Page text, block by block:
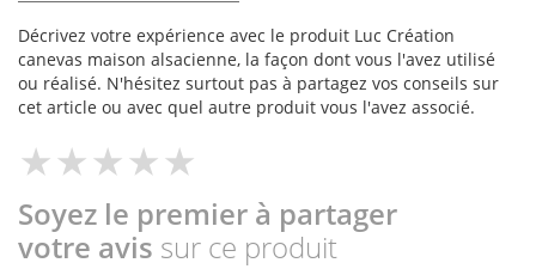
Décrivez votre expérience avec le produit Luc Création
canevas maison alsacienne, la façon dont vous l'avez utilisé
ou réalisé. N'hésitez surtout pas à partagez vos conseils sur
cet article ou avec quel autre produit vous l'avez associé.
Soyez le premier à partager
votre avis sur ce produit